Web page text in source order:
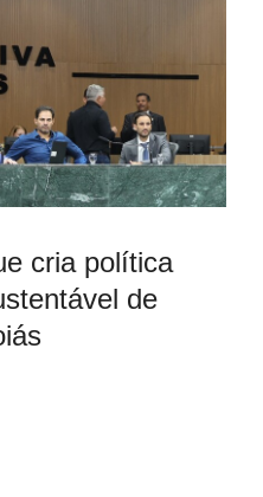
cria política
de